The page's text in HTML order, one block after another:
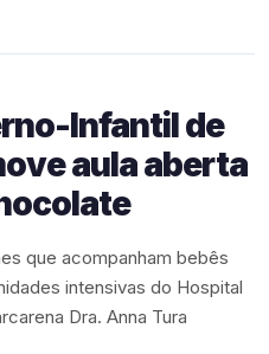
Infantil de
aula aberta
que acompanham bebês
intensivas do Hospital
Dra. Anna Tura